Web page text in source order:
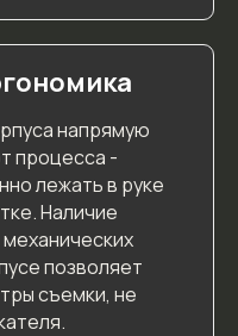
напрямую
процесса -
лежать в руке
Наличие
позволяет
съемки, не